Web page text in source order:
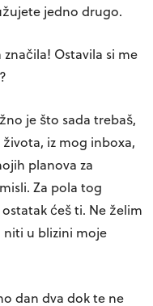
jedno drugo.
Ostavila si me
je što sada trebaš,
iz mog inboxa,
planova za
Za pola tog
ćeš ti. Ne želim
niti u blizini moje
dan dva dok te ne